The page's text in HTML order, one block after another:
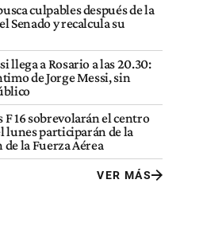
culpables después de la
Senado y recalcula su
llega a Rosario a las 20.30:
de Jorge Messi, sin
F 16 sobrevolarán el centro
lunes participarán de la
la Fuerza Aérea
VER MÁS